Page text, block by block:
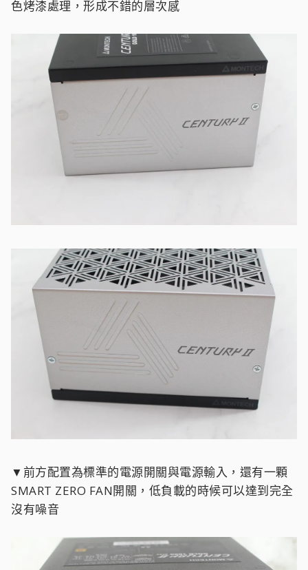
色烤漆處理，形成不錯的層次感
▼前方配置為標準的電源開關與電源輸入，還有一顆
SMART ZERO FAN開關，低負載的時候可以達到完全
沒有噪音